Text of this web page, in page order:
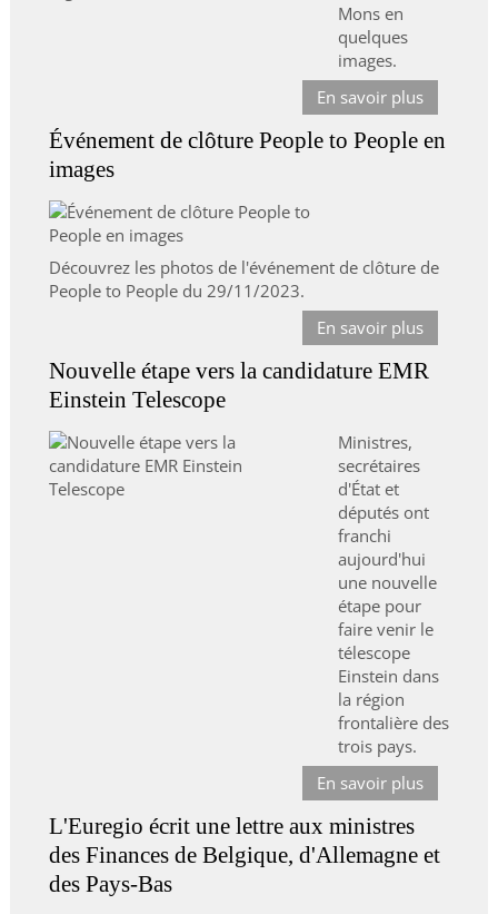
Mons en
quelques
images.
En savoir plus
Événement de clôture People to People en
images
Découvrez les photos de l'événement de clôture de
People to People du 29/11/2023.
En savoir plus
Nouvelle étape vers la candidature EMR
Einstein Telescope
Ministres,
secrétaires
d'État et
députés ont
franchi
aujourd'hui
une nouvelle
étape pour
faire venir le
télescope
Einstein dans
la région
frontalière des
trois pays.
En savoir plus
L'Euregio écrit une lettre aux ministres
des Finances de Belgique, d'Allemagne et
des Pays-Bas